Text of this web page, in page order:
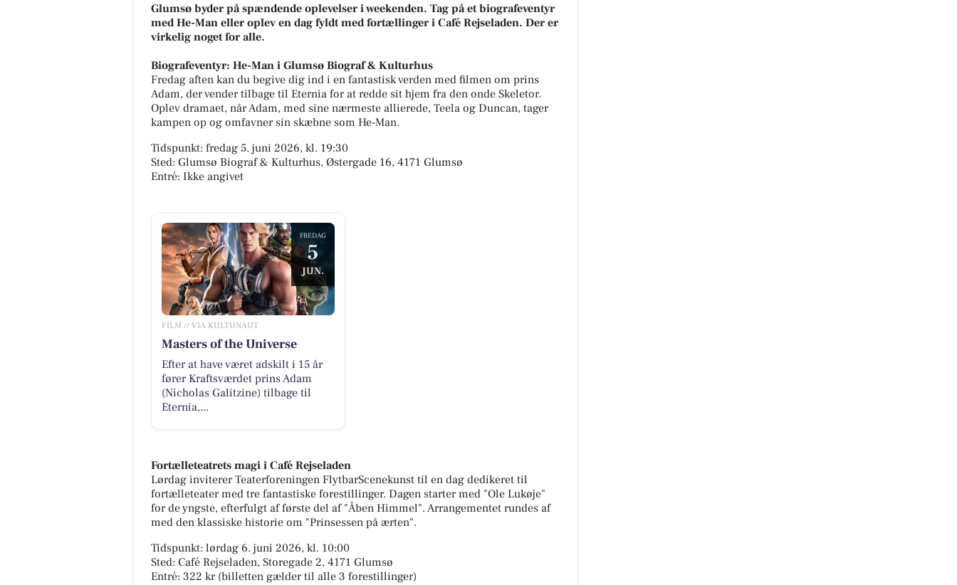
Glumsø byder på spændende oplevelser i weekenden. Tag på et biografeventyr
med He-Man eller oplev en dag fyldt med fortællinger i Café Rejseladen. Der er
virkelig noget for alle.
Biografeventyr: He-Man i Glumsø Biograf & Kulturhus
Fredag aften kan du begive dig ind i en fantastisk verden med filmen om prins
Adam, der vender tilbage til Eternia for at redde sit hjem fra den onde Skeletor.
Oplev dramaet, når Adam, med sine nærmeste allierede, Teela og Duncan, tager
kampen op og omfavner sin skæbne som He-Man.
Tidspunkt: fredag 5. juni 2026, kl. 19:30
Sted: Glumsø Biograf & Kulturhus, Østergade 16, 4171 Glumsø
Entré: Ikke angivet
FREDAG
5
JUN.
FILM // VIA KULTUNAUT
Masters of the Universe
Efter at have været adskilt i 15 år
fører Kraftsværdet prins Adam
(Nicholas Galitzine) tilbage til
Eternia,...
Fortælleteatrets magi i Café Rejseladen
Lørdag inviterer Teaterforeningen FlytbarScenekunst til en dag dedikeret til
fortælleteater med tre fantastiske forestillinger. Dagen starter med "Ole Lukøje"
for de yngste, efterfulgt af første del af "Åben Himmel". Arrangementet rundes af
med den klassiske historie om "Prinsessen på ærten".
Tidspunkt: lørdag 6. juni 2026, kl. 10:00
Sted: Café Rejseladen, Storegade 2, 4171 Glumsø
Entré: 322 kr (billetten gælder til alle 3 forestillinger)